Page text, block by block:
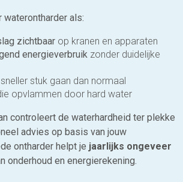
als:
zichtbaar op kranen en apparaten
energieverbruik zonder duidelijke
stuk gaan dan normaal
opvlammen door hard water
controleert de waterhardheid ter plekke
advies op basis van jouw
ontharder helpt je jaarlijks ongeveer
onderhoud en energierekening.